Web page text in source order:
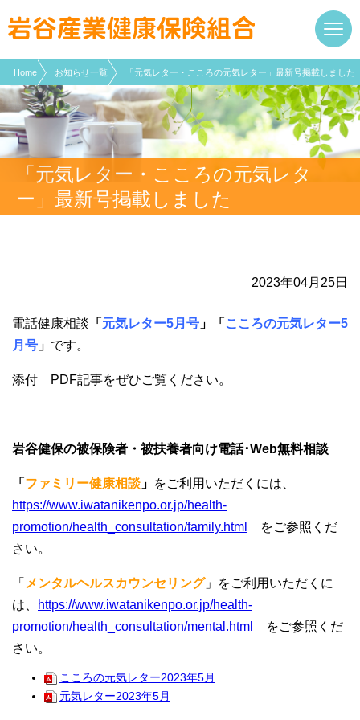
Home お知らせ一覧 「元気レター・こころの元気レター」最新号掲載しました
「元気レター・こころの元気レタ
ー」最新号掲載しました
2023年04月25日
電話健康相談 「 元気レター5月号 」「 こころの元気レター5
月号 」 です。
添付 PDF記事をぜひご覧ください。
岩谷健保の被保険者・被扶養者向け電話･Web無料相談
「 ファミリー健康相談 」 をご利用いただくには、
https://www.iwatanikenpo.or.jp/health-
promotion/health_consultation/family.html
をご参照くだ
さい。
「 メンタルヘルスカウンセリング」をご利用いただくに
は、
https://www.iwatanikenpo.or.jp/health-
promotion/health_consultation/mental.htm
をご参照くだ
さい。
こころの元気レター2023年5月
元気レター2023年5月